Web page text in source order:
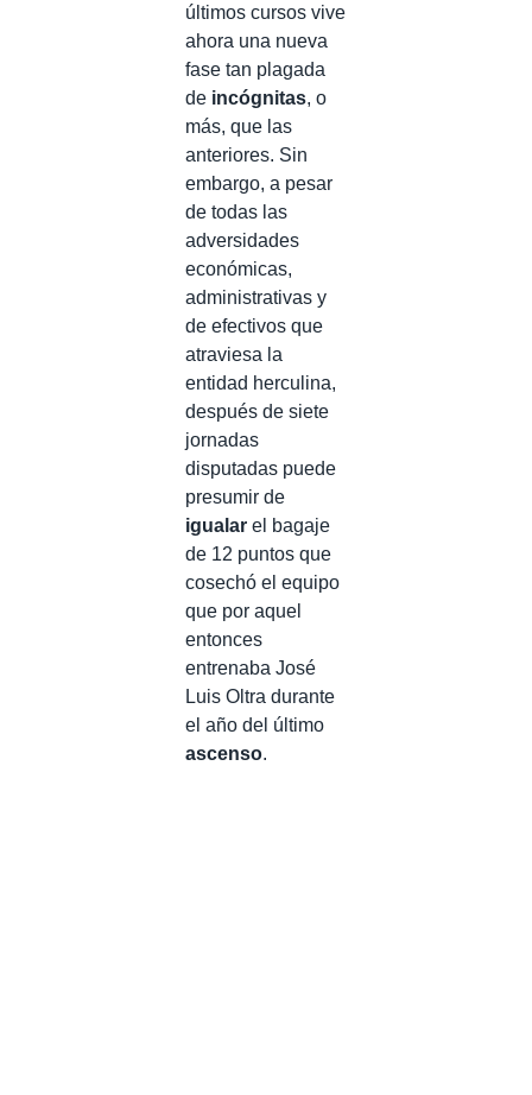
últimos cursos vive
ahora una nueva
fase tan plagada
de incógnitas, o
más, que las
anteriores. Sin
embargo, a pesar
de todas las
adversidades
económicas,
administrativas y
de efectivos que
atraviesa la
entidad herculina,
después de siete
jornadas
disputadas puede
presumir de
igualar el bagaje
de 12 puntos que
cosechó el equipo
que por aquel
entonces
entrenaba José
Luis Oltra durante
el año del último
ascenso.